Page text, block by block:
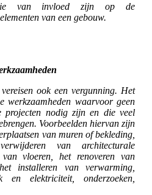
die van invloed zijn op de
van een gebouw.
ook een vergunning. Het
werkzaamheden waarvoor geen
projecten nodig zijn en die veel
Voorbeelden hiervan zijn
van muren of bekleding,
van architecturale
vloeren, het renoveren van
installeren van verwarming,
en elektriciteit, onderzoeken,